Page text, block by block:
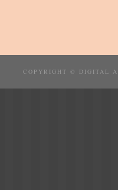
COPYRIGHT © DIGITAL